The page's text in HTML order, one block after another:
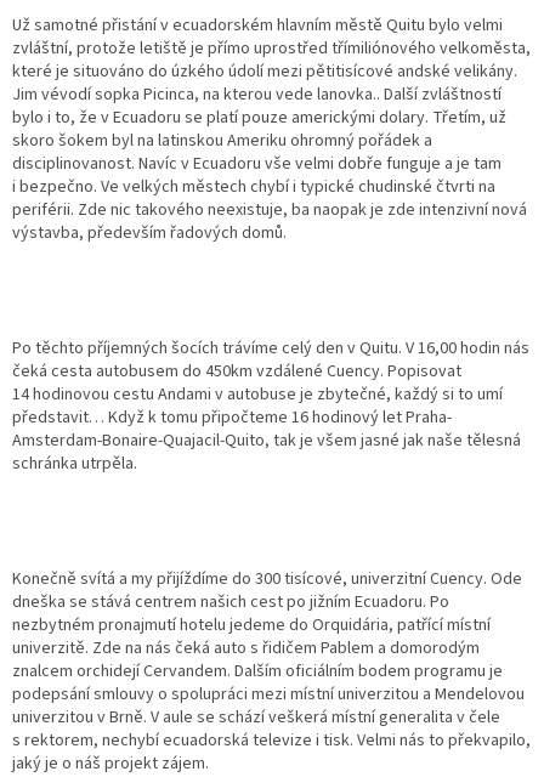
Už samotné přistání v ecuadorském hlavním městě Quitu bylo velmi
zvláštní, protože letiště je přímo uprostřed třímiliónového velkoměsta,
které je situováno do úzkého údolí mezi pětitisícové andské velikány.
Jim vévodí sopka Picinca, na kterou vede lanovka.. Další zvláštností
bylo i to, že v Ecuadoru se platí pouze americkými dolary. Třetím, už
skoro šokem byl na latinskou Ameriku ohromný pořádek a
disciplinovanost. Navíc v Ecuadoru vše velmi dobře funguje a je tam
i bezpečno. Ve velkých městech chybí i typické chudinské čtvrti na
periférii. Zde nic takového neexistuje, ba naopak je zde intenzivní nová
výstavba, především řadových domů.
Po těchto příjemných šocích trávíme celý den v Quitu. V 16,00 hodin nás
čeká cesta autobusem do 450km vzdálené Cuency. Popisovat
14 hodinovou cestu Andami v autobuse je zbytečné, každý si to umí
představit… Když k tomu připočteme 16 hodinový let Praha-
Amsterdam-Bonaire-Quajacil-Quito, tak je všem jasné jak naše tělesná
schránka utrpěla.
Konečně svítá a my přijíždíme do 300 tisícové, univerzitní Cuency. Ode
dneška se stává centrem našich cest po jižním Ecuadoru. Po
nezbytném pronajmutí hotelu jedeme do Orquidária, patřící místní
univerzitě. Zde na nás čeká auto s řidičem Pablem a domorodým
znalcem orchidejí Cervandem. Dalším oficiálním bodem programu je
podepsání smlouvy o spolupráci mezi místní univerzitou a Mendelovou
univerzitou v Brně. V aule se schází veškerá místní generalita v čele
s rektorem, nechybí ecuadorská televize i tisk. Velmi nás to překvapilo,
jaký je o náš projekt zájem.